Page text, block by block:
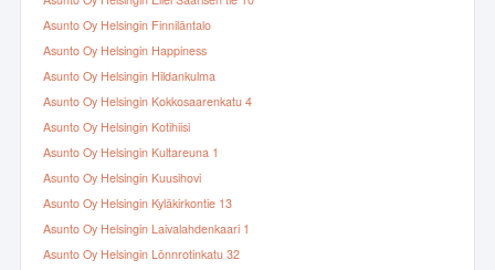
Asunto Oy Helsingin Finniläntalo
Asunto Oy Helsingin Happiness
Asunto Oy Helsingin Hildankulma
Asunto Oy Helsingin Kokkosaarenkatu 4
Asunto Oy Helsingin Kotihiisi
Asunto Oy Helsingin Kultareuna 1
Asunto Oy Helsingin Kuusihovi
Asunto Oy Helsingin Kyläkirkontie 13
Asunto Oy Helsingin Laivalahdenkaari 1
Asunto Oy Helsingin Lönnrotinkatu 32